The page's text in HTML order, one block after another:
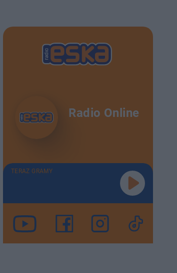
Radio Online
TERAZ GRAMY